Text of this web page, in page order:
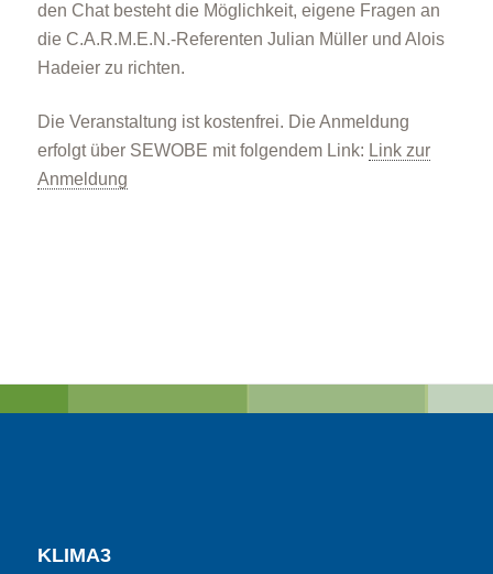
den Chat besteht die Möglichkeit, eigene Fragen an
die C.A.R.M.E.N.-Referenten Julian Müller und Alois
Hadeier zu richten.
Die Veranstaltung ist kostenfrei. Die Anmeldung
erfolgt über SEWOBE mit folgendem Link: Link zur
Anmeldung
KLIMA3